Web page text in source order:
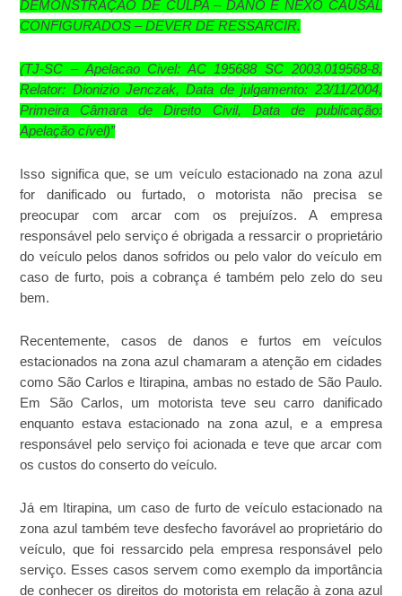
DEMONSTRAÇÃO DE CULPA – DANO E NEXO CAUSAL
CONFIGURADOS – DEVER DE RESSARCIR.
(TJ-SC – Apelacao Civel: AC 195688 SC 2003.019568-8,
Relator: Dionizio Jenczak, Data de julgamento: 23/11/2004,
Primeira Câmara de Direito Civil, Data de publicação:
Apelação cível)”
Isso significa que, se um veículo estacionado na zona azul
for danificado ou furtado, o motorista não precisa se
preocupar com arcar com os prejuízos. A empresa
responsável pelo serviço é obrigada a ressarcir o proprietário
do veículo pelos danos sofridos ou pelo valor do veículo em
caso de furto, pois a cobrança é também pelo zelo do seu
bem.
Recentemente, casos de danos e furtos em veículos
estacionados na zona azul chamaram a atenção em cidades
como São Carlos e Itirapina, ambas no estado de São Paulo.
Em São Carlos, um motorista teve seu carro danificado
enquanto estava estacionado na zona azul, e a empresa
responsável pelo serviço foi acionada e teve que arcar com
os custos do conserto do veículo.
Já em Itirapina, um caso de furto de veículo estacionado na
zona azul também teve desfecho favorável ao proprietário do
veículo, que foi ressarcido pela empresa responsável pelo
serviço. Esses casos servem como exemplo da importância
de conhecer os direitos do motorista em relação à zona azul